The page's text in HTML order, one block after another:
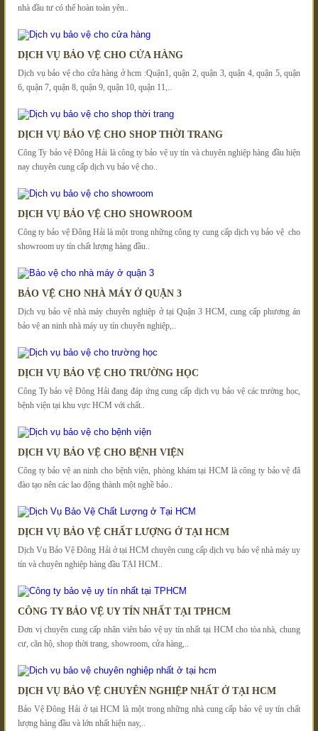
nhà đầu tư có thể hoàn toàn yên..
DỊCH VỤ BẢO VỆ CHO CỬA HÀNG
Dịch vụ bảo vệ cho cửa hàng ở hcm :Quận1, quận 2, quận 3, quận 4, quận 5, quận
6, quận 7, quận 8, quận 9, quận 10, quận 11,..
DỊCH VỤ BẢO VỆ CHO SHOP THỜI TRANG
Công Ty bảo vệ Đông Hải là công ty bảo vệ uy tín và chuyên nghiệp hàng đầu hiện
nay chuyên cung cấp dịch vụ bảo vệ cho..
DỊCH VỤ BẢO VỆ CHO SHOWROOM
Công ty bảo vệ Đông Hải là một trong những công ty cung cấp dịch vụ bảo vệ cho
showroom uy tín chất lượng hàng đầu..
BẢO VỆ CHO NHÀ MÁY Ở QUẬN 3
Dịch vụ bảo vệ nhà máy chuyên nghiệp ở tại Quận 3 HCM, cung cấp phương án
bảo vệ an ninh nhà máy uy tín chuyên nghiệp,..
DỊCH VỤ BẢO VỆ CHO TRƯỜNG HỌC
Công Ty bảo vệ Đông Hải đang đáp ứng cung cấp dịch vụ bảo vệ các trường học,
bệnh viện tại khu vực HCM với chất..
DỊCH VỤ BẢO VỆ CHO BỆNH VIỆN
Công ty bảo vệ an ninh cho bệnh viện, phòng khám tại HCM là công ty bảo vệ đã
đào tạo nên các lao động thành một nghề bảo..
DỊCH VỤ BẢO VỆ CHẤT LƯỢNG Ở TẠI HCM
Dịch Vụ Bảo Vệ Đông Hải ở tại HCM chuyên cung cấp dịch vụ bảo vệ nhà máy uy
tín và chuyên nghiệp hàng đầu TẠI HCM..
CÔNG TY BẢO VỆ UY TÍN NHẤT TẠI TPHCM
Đơn vị chuyên cung cấp nhân viên bảo vệ uy tín nhất tại HCM cho tòa nhà, chung
cư, căn hộ, shop thời trang, showroom, cửa hàng,..
DỊCH VỤ BẢO VỆ CHUYÊN NGHIỆP NHẤT Ở TẠI HCM
Bảo Vệ Đông Hải ở tại HCM là một trong những nhà cung cấp bảo vệ uy tín chất
lượng hàng đầu và lớn nhất hiện nay,..